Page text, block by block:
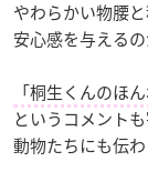
やわらかい物腰
安心感を与えるの
「桐生くんのほ
というコメント
動物たちにも伝